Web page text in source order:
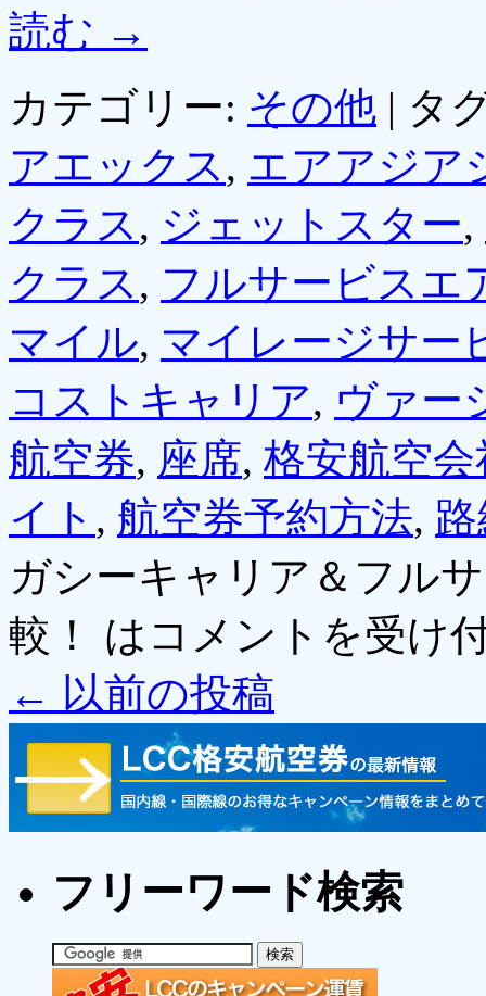
読む →
カテゴリー: その他 | タ
アエックス, エアアジア
クラス, ジェットスター,
クラス, フルサービスエ
マイル, マイレージサー
コストキャリア, ヴァー
航空券, 座席, 格安航空会
イト , 航空券予約方法,
ガシーキャリア＆フル
較！ は コメントを受け
← 以前の投稿
フリーワード検索